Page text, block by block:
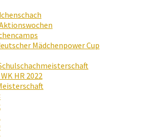
Mädchenpower Cup
WK HR 2022